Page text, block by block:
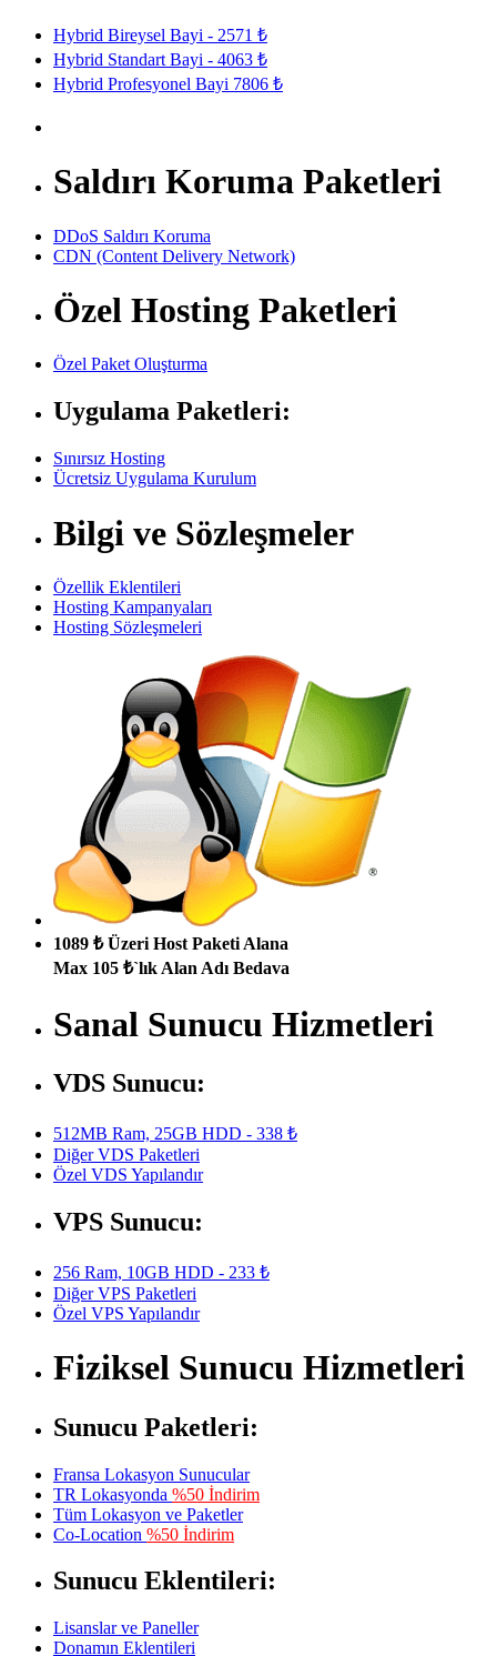
Hybrid Bireysel Bayi - 2571 ₺
Hybrid Standart Bayi - 4063 ₺
Hybrid Profesyonel Bayi 7806 ₺
Saldırı Koruma Paketleri
DDoS Saldırı Koruma
CDN (Content Delivery Network)
Özel Hosting Paketleri
Özel Paket Oluşturma
Uygulama Paketleri:
Sınırsız Hosting
Ücretsiz Uygulama Kurulum
Bilgi ve Sözleşmeler
Özellik Eklentileri
Hosting Kampanyaları
Hosting Sözleşmeleri
1089 ₺ Üzeri Host Paketi Alana
Max 105 ₺`lık Alan Adı Bedava
Sanal Sunucu Hizmetleri
VDS Sunucu:
512MB Ram, 25GB HDD - 338 ₺
Diğer VDS Paketleri
Özel VDS Yapılandır
VPS Sunucu:
256 Ram, 10GB HDD - 233 ₺
Diğer VPS Paketleri
Özel VPS Yapılandır
Fiziksel Sunucu Hizmetleri
Sunucu Paketleri:
Fransa Lokasyon Sunucular
TR Lokasyonda %50 İndirim
Tüm Lokasyon ve Paketler
Co-Location %50 İndirim
Sunucu Eklentileri:
Lisanslar ve Paneller
Donamın Eklentileri